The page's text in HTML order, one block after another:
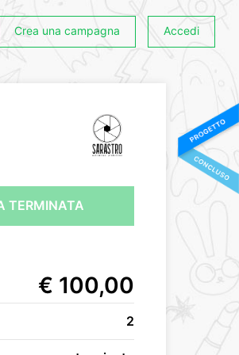
Crea una campagna Accedi
TERMINATA
€ 100,00
2